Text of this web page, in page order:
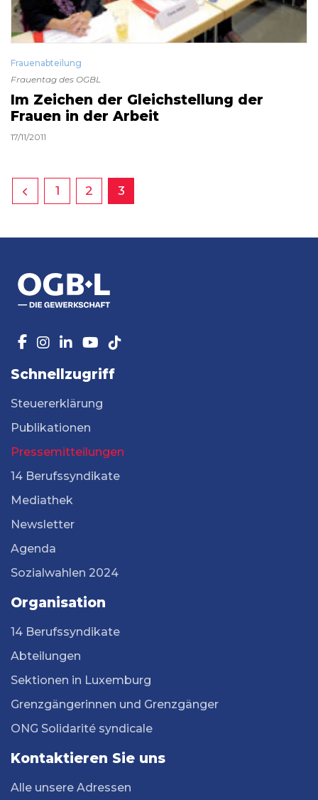
Frauenabteilung
Frauentag des OGBL
Im Zeichen der Gleichstellung der
Frauen in der Arbeit
17/11/2011
1 2 3
Schnellzugriff
Steuererklärung
Publikationen
Pressemitteilungen
14 Berufssyndikate
Mediathek
Newsletter
Agenda
Sozialwahlen 2024
Organisation
14 Berufssyndikate
Abteilungen
Sektionen in Luxemburg
Grenzgängerinnen und Grenzgänger
ONG Solidarité syndicale
Kontaktieren Sie uns
Alle unsere Adressen